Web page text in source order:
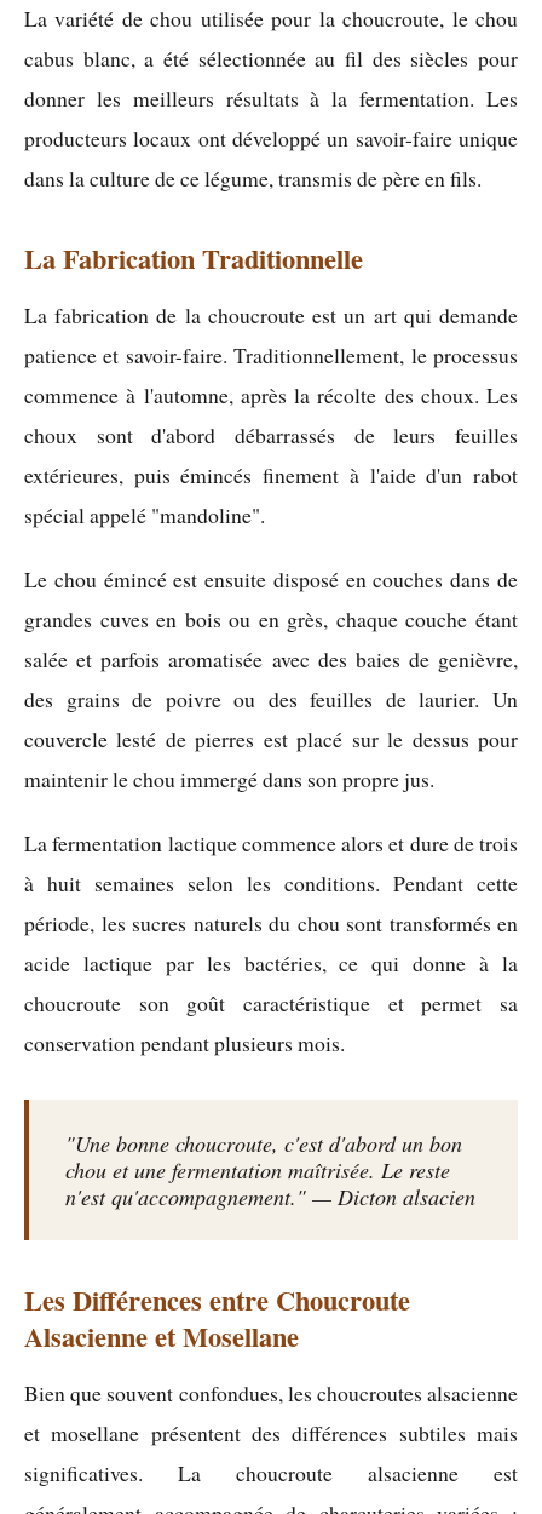
La variété de chou utilisée pour la choucroute, le chou
cabus blanc, a été sélectionnée au fil des siècles pour
donner les meilleurs résultats à la fermentation. Les
producteurs locaux ont développé un savoir-faire unique
dans la culture de ce légume, transmis de père en fils.
La Fabrication Traditionnelle
La fabrication de la choucroute est un art qui demande
patience et savoir-faire. Traditionnellement, le processus
commence à l'automne, après la récolte des choux. Les
choux sont d'abord débarrassés de leurs feuilles
extérieures, puis émincés finement à l'aide d'un rabot
spécial appelé "mandoline".
Le chou émincé est ensuite disposé en couches dans de
grandes cuves en bois ou en grès, chaque couche étant
salée et parfois aromatisée avec des baies de genièvre,
des grains de poivre ou des feuilles de laurier. Un
couvercle lesté de pierres est placé sur le dessus pour
maintenir le chou immergé dans son propre jus.
La fermentation lactique commence alors et dure de trois
à huit semaines selon les conditions. Pendant cette
période, les sucres naturels du chou sont transformés en
acide lactique par les bactéries, ce qui donne à la
choucroute son goût caractéristique et permet sa
conservation pendant plusieurs mois.
"Une bonne choucroute, c'est d'abord un bon
chou et une fermentation maîtrisée. Le reste
n'est qu'accompagnement." — Dicton alsacien
Les Différences entre Choucroute
Alsacienne et Mosellane
Bien que souvent confondues, les choucroutes alsacienne
et mosellane présentent des différences subtiles mais
significatives. La choucroute alsacienne est